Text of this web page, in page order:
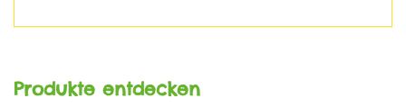
Produkte entdecken